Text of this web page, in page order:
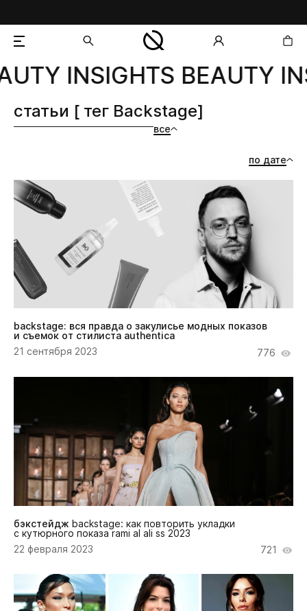
добавлен в корзину
INSIGHTS BEAUTY
все
статьи [ тег Backstage]
по дате
backstage: вся правда о закулисье модных показов
и съемок от стилиста authentica
21 сентября 2023
776
бэкстейдж backstage: как повторить укладки
с кутюрного показа rami al ali ss 2023
22 февраля 2023
721